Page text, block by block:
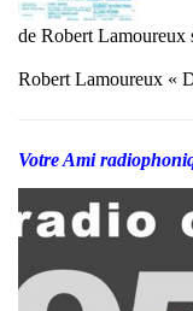
de Robert Lamoureux
Robert Lamoureux «
Votre Ami